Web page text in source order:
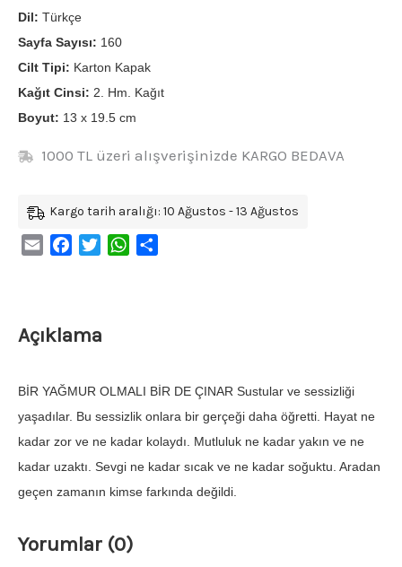
Dil: Türkçe
Sayfa Sayısı: 160
Cilt Tipi: Karton Kapak
Kağıt Cinsi: 2. Hm. Kağıt
Boyut: 13 x 19.5 cm
1000 TL üzeri alışverişinizde KARGO BEDAVA
Kargo tarih aralığı: 10 Ağustos - 13 Ağustos
Email FacebookTwitterWhatsApp
Açıklama
BİR YAĞMUR OLMALI BİR DE ÇINAR Sustular ve sessizliği
yaşadılar. Bu sessizlik onlara bir gerçeği daha öğretti. Hayat ne
kadar zor ve ne kadar kolaydı. Mutluluk ne kadar yakın ve ne
kadar uzaktı. Sevgi ne kadar sıcak ve ne kadar soğuktu. Aradan
geçen zamanın kimse farkında değildi.
Yorumlar (0)